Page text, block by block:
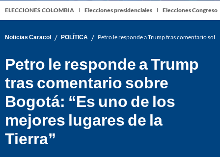
ELECCIONES COLOMBIA Elecciones presidenciales Elecciones Congreso
Noticias Caracol / POLÍTICA / Petro le responde a Trump tras comentario
Petro le responde a Trump
tras comentario sobre
Bogotá: “Es uno de los
mejores lugares de la
Tierra”